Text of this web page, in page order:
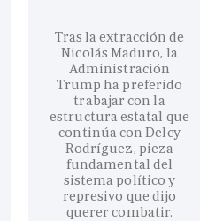
Tras la extracción de
Nicolás Maduro, la
Administración
Trump ha preferido
trabajar con la
estructura estatal que
continúa con Delcy
Rodríguez, pieza
fundamental del
sistema político y
represivo que dijo
querer combatir.